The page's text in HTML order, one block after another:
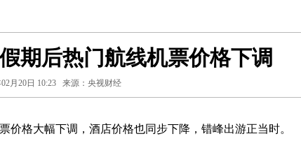
期后热门航线机票价格下调
月20日 10:23 来源：央视财经
格大幅下调，酒店价格也同步下降，错峰出游正当时。